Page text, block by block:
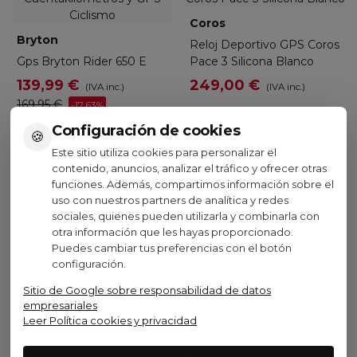
🍪 Configuración de cookies
Este sitio utiliza cookies para personalizar el
contenido, anuncios, analizar el tráfico y ofrecer otras
funciones. Además, compartimos información sobre el
uso con nuestros partners de analítica y redes
sociales, quienes pueden utilizarla y combinarla con
otra información que les hayas proporcionado.
Puedes cambiar tus preferencias con el botón
configuración.
Sitio de Google sobre responsabilidad de datos
empresariales
Leer Política cookies y privacidad
Bryton
Gps Bryton Rider 650 E
139,99 € (IVA inc.)
169,95 € -17,63%
Añadir al carrito
Coros
Reloj Deportivo GPS Coros
Pace 3 Silicona Blanco
249,00 € (IVA inc.)